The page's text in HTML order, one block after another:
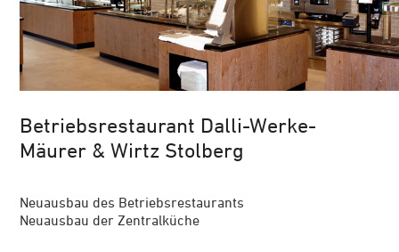
Betriebsrestaurant Dalli-Werke-
Mäurer & Wirtz Stolberg
Neuausbau des Betriebsrestaurants
Neuausbau der Zentralküche